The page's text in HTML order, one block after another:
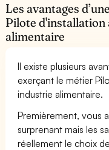
Les avantages
Pilote d'installation
alimentaire
Il existe plusieurs
exerçant le métier
industrie alimentaire.
Premièrement, vous
surprenant mais les
réellement le choix